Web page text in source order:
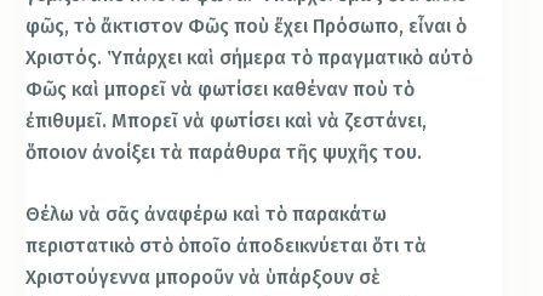
φῶς, τὸ ἄκτιστον Φῶς ποὺ ἔχει Πρόσωπο, εἶναι ὁ
Χριστός. Ὑπάρχει καὶ σήμερα τὸ πραγματικὸ αὐτὸ
Φῶς καὶ μπορεῖ νὰ φωτίσει καθέναν ποὺ τὸ
ἐπιθυμεῖ. Μπορεῖ νὰ φωτίσει καὶ νὰ ζεστάνει,
ὅποιον ἀνοίξει τὰ παράθυρα τῆς ψυχῆς του.
Θέλω νὰ σᾶς ἀναφέρω καὶ τὸ παρακάτω
περιστατικὸ στὸ ὁποῖο ἀποδεικνύεται ὅτι τὰ
Χριστούγεννα μποροῦν νὰ ὑπάρξουν σὲ